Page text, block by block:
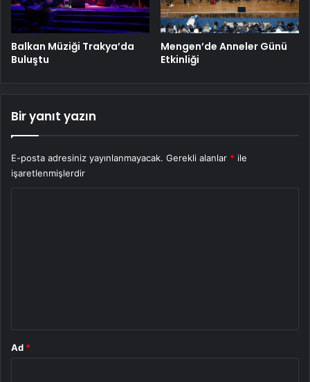
Balkan Müziği Trakya’da
Buluştu
Mengen’de Anneler Günü
Etkinliği
Bir yanıt yazın
E-posta adresiniz yayınlanmayacak. Gerekli alanlar * ile
işaretlenmişlerdir
Ad *